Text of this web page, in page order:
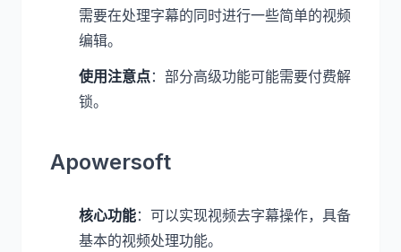
需要在处理字幕的同时进行一些简单的视频
编辑。
使用注意点：部分高级功能可能需要付费解
锁。
Apowersoft
核心功能：可以实现视频去字幕操作，具备
基本的视频处理功能。